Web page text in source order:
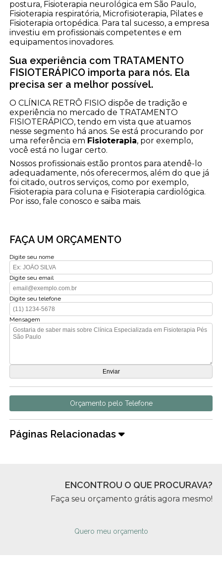
postura, Fisioterapia neurológica em São Paulo,
Fisioterapia respiratória, Microfisioterapia, Pilates e
Fisioterapia ortopédica. Para tal sucesso, a empresa
investiu em profissionais competentes e em
equipamentos inovadores.
Sua experiência com TRATAMENTO
FISIOTERÁPICO importa para nós. Ela
precisa ser a melhor possível.
O CLÍNICA RETRÔ FISIO dispõe de tradição e
experiência no mercado de TRATAMENTO
FISIOTERÁPICO, tendo em vista que atuamos
nesse segmento há anos. Se está procurando por
uma referência em Fisioterapia, por exemplo,
você está no lugar certo.
Nossos profissionais estão prontos para atendê-lo
adequadamente, nós oferecermos, além do que já
foi citado, outros serviços, como por exemplo,
Fisioterapia para coluna e Fisioterapia cardiológica.
Por isso, fale conosco e saiba mais.
FAÇA UM ORÇAMENTO
Digite seu nome
Digite seu email
Digite seu telefone
Mensagem
Orçamento pelo Telefone
Páginas Relacionadas
ENCONTROU O QUE PROCURAVA?
Faça seu orçamento grátis agora mesmo!
Quero meu orçamento